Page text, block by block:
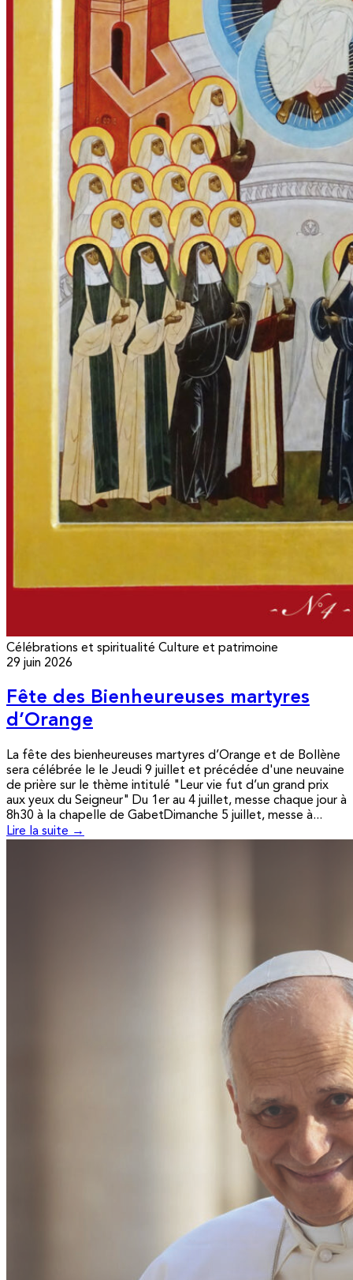
Célébrations et spiritualité Culture et patrimoine
29 juin 2026
Fête des Bienheureuses martyres
d’Orange
La fête des bienheureuses martyres d’Orange et de Bollène
sera célébrée le le Jeudi 9 juillet et précédée d'une neuvaine
de prière sur le thème intitulé "Leur vie fut d’un grand prix
aux yeux du Seigneur" Du 1er au 4 juillet, messe chaque jour à
8h30 à la chapelle de GabetDimanche 5 juillet, messe à...
Lire la suite →